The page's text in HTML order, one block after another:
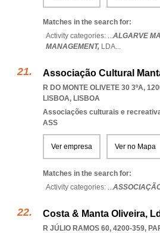
Matches in the search for:
Activity categories: ...ALGARVE
MANAGEMENT, LDA...
Associação Cultural
R DO MONTE OLIVETE 30 3ºA,
LISBOA, LISBOA
Associações culturais e
ASS
Ver empresa Ver no Mapa
Matches in the search for:
Activity categories: ...
Costa & Manta Oliveira,
R JÚLIO RAMOS 60, 4200-359,